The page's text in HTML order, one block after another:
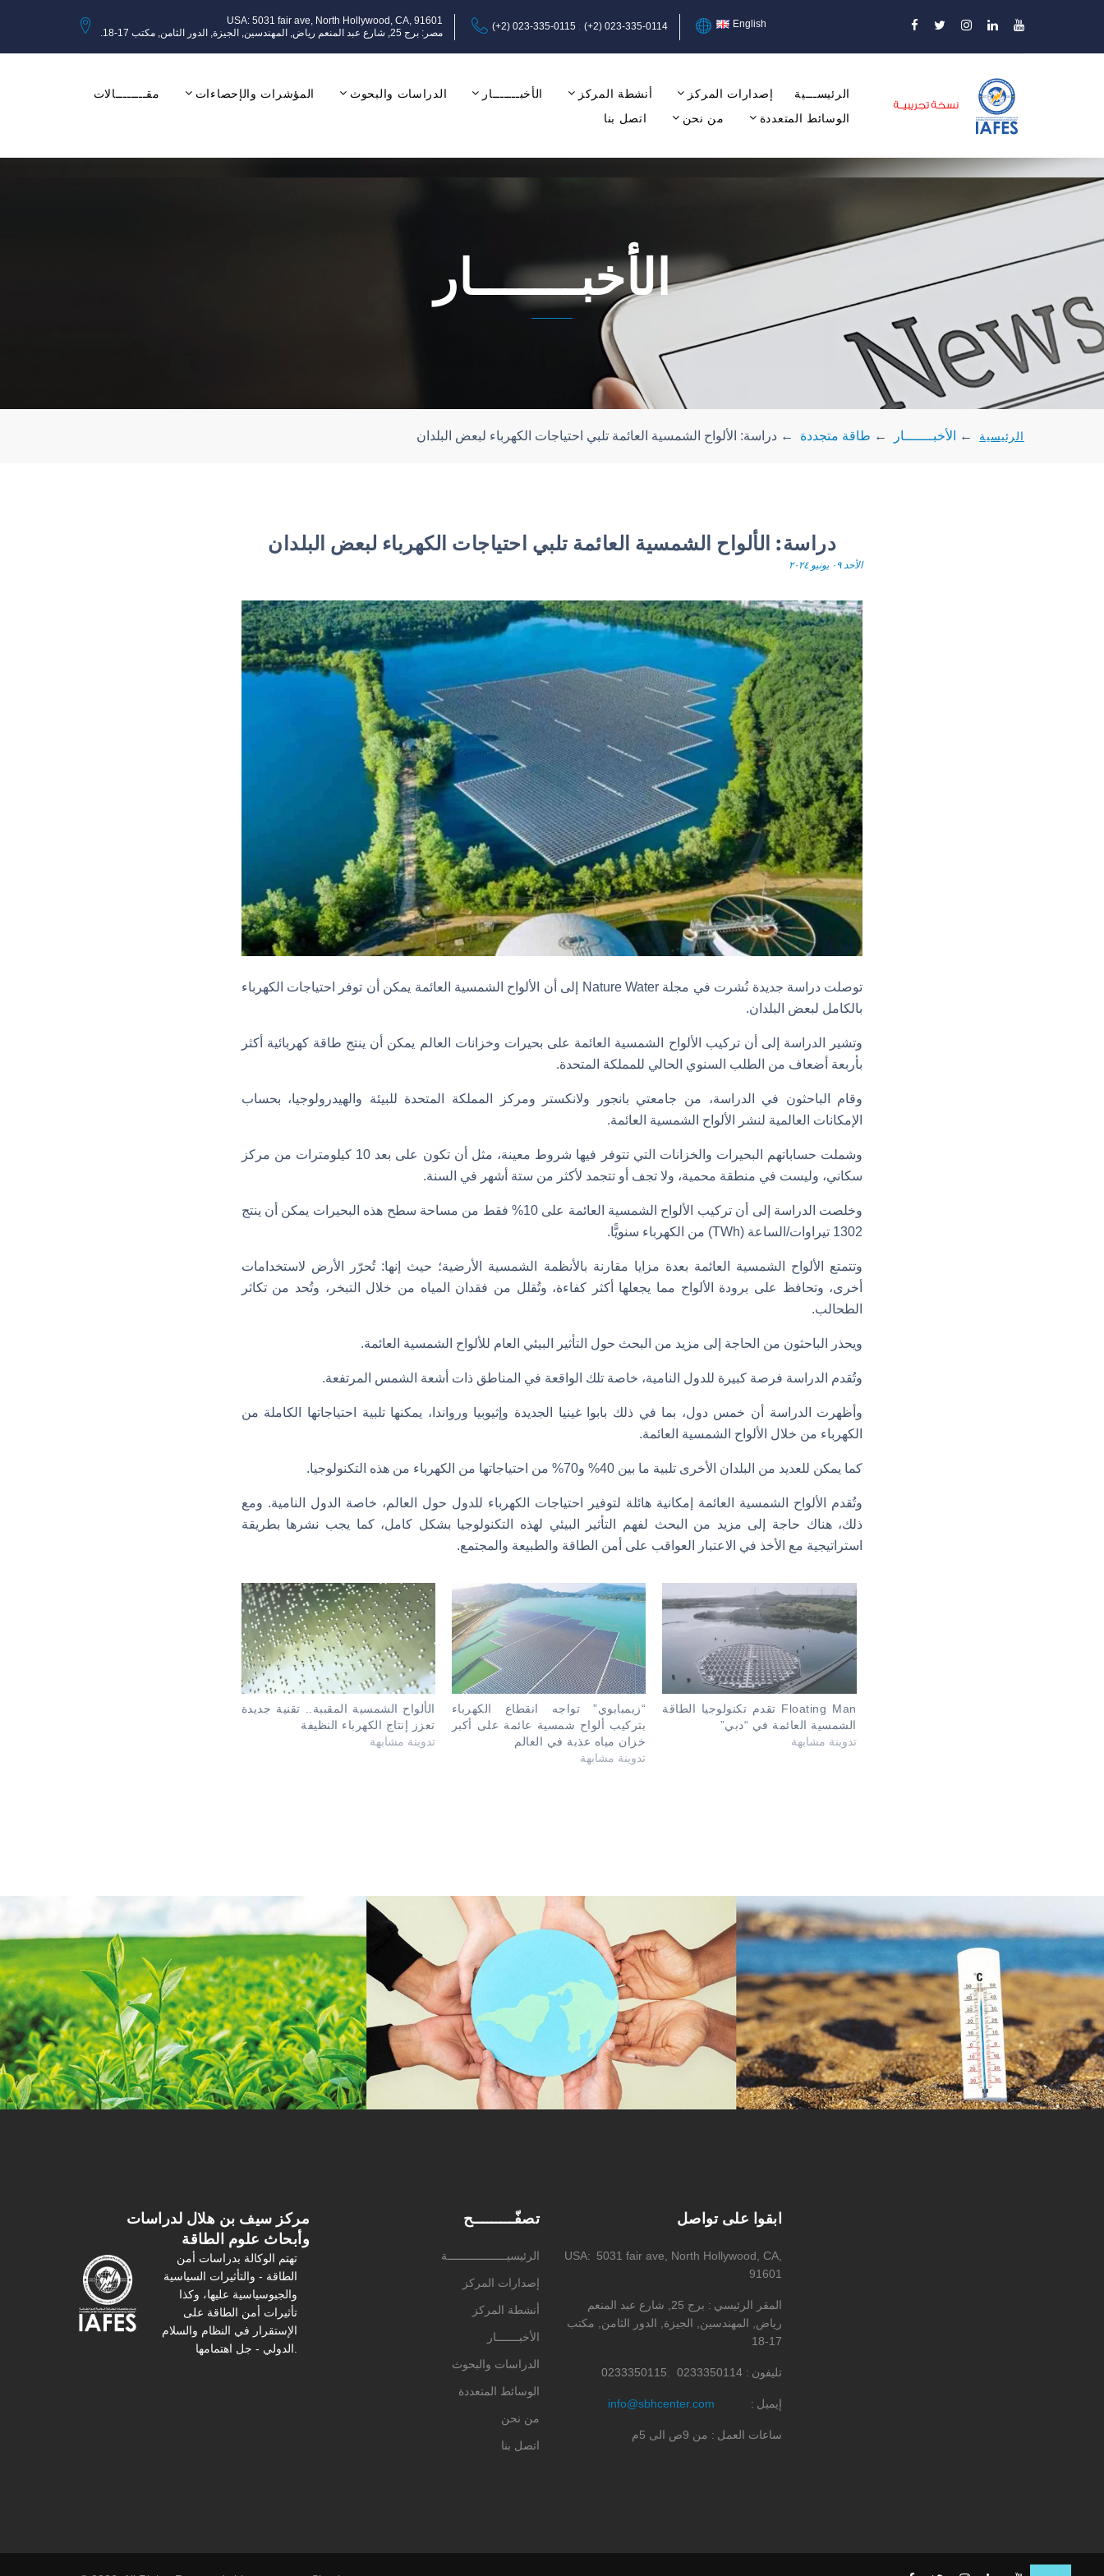
USA: 5031 fair ave, North Hollywood, CA, 91601
مصر: برج 25, شارع عبد المنعم رياض, المهندسين, الجيزة, الدور الثامن, مكتب 17-18.
(+2) 023-335-0115 (+2) 023-335-0114 English
الرئيســـية إصدارات المركز أنشطة المركز الأخبـــــــار الدراسات والبحوث المؤشرات والإحصاءات
مقــــــــالات
الوسائط المتعددة
من نحن اتصل بنا
الأخبـــــــار
الرئيسية ← الأخبـــــــار ← طاقة متجددة ← دراسة: الألواح الشمسية العائمة تلبي احتياجات الكهرباء لبعض البلدان
دراسة: الألواح الشمسية العائمة تلبي احتياجات الكهرباء لبعض البلدان
الأحد ٠٩ يونيو ٢٠٢٤
توصلت دراسة جديدة نُشرت في مجلة Nature Water إلى أن الألواح الشمسية العائمة يمكن أن توفر احتياجات الكهرباء
بالكامل لبعض البلدان.
وتشير الدراسة إلى أن تركيب الألواح الشمسية العائمة على بحيرات وخزانات العالم يمكن أن ينتج طاقة كهربائية أكثر
بأربعة أضعاف من الطلب السنوي الحالي للمملكة المتحدة.
وقام الباحثون في الدراسة، من جامعتي بانجور ولانكستر ومركز المملكة المتحدة للبيئة والهيدرولوجيا، بحساب
الإمكانات العالمية لنشر الألواح الشمسية العائمة.
وشملت حساباتهم البحيرات والخزانات التي تتوفر فيها شروط معينة، مثل أن تكون على بعد 10 كيلومترات من مركز
سكاني، وليست في منطقة محمية، ولا تجف أو تتجمد لأكثر من ستة أشهر في السنة.
وخلصت الدراسة إلى أن تركيب الألواح الشمسية العائمة على 10% فقط من مساحة سطح هذه البحيرات يمكن أن ينتج
1302 تيراوات/الساعة (TWh) من الكهرباء سنويًّا.
وتتمتع الألواح الشمسية العائمة بعدة مزايا مقارنة بالأنظمة الشمسية الأرضية؛ حيث إنها: تُحرّر الأرض لاستخدامات
أخرى، وتحافظ على برودة الألواح مما يجعلها أكثر كفاءة، وتُقلل من فقدان المياه من خلال التبخر، وتُحد من تكاثر
الطحالب.
ويحذر الباحثون من الحاجة إلى مزيد من البحث حول التأثير البيئي العام للألواح الشمسية العائمة.
وتُقدم الدراسة فرصة كبيرة للدول النامية، خاصة تلك الواقعة في المناطق ذات أشعة الشمس المرتفعة.
وأظهرت الدراسة أن خمس دول، بما في ذلك بابوا غينيا الجديدة وإثيوبيا ورواندا، يمكنها تلبية احتياجاتها الكاملة من
الكهرباء من خلال الألواح الشمسية العائمة.
كما يمكن للعديد من البلدان الأخرى تلبية ما بين 40% و70% من احتياجاتها من الكهرباء من هذه التكنولوجيا.
وتُقدم الألواح الشمسية العائمة إمكانية هائلة لتوفير احتياجات الكهرباء للدول حول العالم، خاصة الدول النامية. ومع
ذلك، هناك حاجة إلى مزيد من البحث لفهم التأثير البيئي لهذه التكنولوجيا بشكل كامل، كما يجب نشرها بطريقة
استراتيجية مع الأخذ في الاعتبار العواقب على أمن الطاقة والطبيعة والمجتمع.
الألواح الشمسية المقببة.. تقنية جديدة
تعزز إنتاج الكهرباء النظيفة
تدوينة مشابهة
“زيمبابوي” تواجه انقطاع الكهرباء
بتركيب ألواح شمسية عائمة على أكبر
خزان مياه عذبة في العالم
تدوينة مشابهة
Floating Man تقدم تكنولوجيا الطاقة
الشمسية العائمة في “دبي”
تدوينة مشابهة
مركز سیف بن هلال لدراسات
وأبحاث علوم الطاقة
تهتم الوكالة بدراسات أمن
الطاقة - والتأثیرات السیاسیة
والجیوسیاسیة عليها، وكذا
تأثیرات أمن الطاقة على
الإستقرار في النظام والسلام
تصفّـــــــــح
الرئيسيــــــــــــــــــة
إصدارات المركز
أنشطة المركز
الأخبـــــــار
الدراسات والبحوث
الوسائط المتعددة
من نحن
اتصل بنا
ابقوا على تواصل
USA
5031 fair ave, North Hollywood, CA,
91601
المقر الرئيسي
برج 25, شارع عبد المنعم
رياض, المهندسين, الجيزة, الدور الثامن, مكتب
17-18
تليفون 0233350114
0233350115
إيميل info@sbhcenter.com
ساعات العمل من 9ص الى 5م